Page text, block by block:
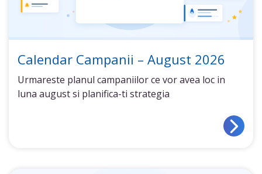
Calendar Campanii – August 2026
Urmareste planul campaniilor ce vor avea loc in
luna august si planifica-ti strategia